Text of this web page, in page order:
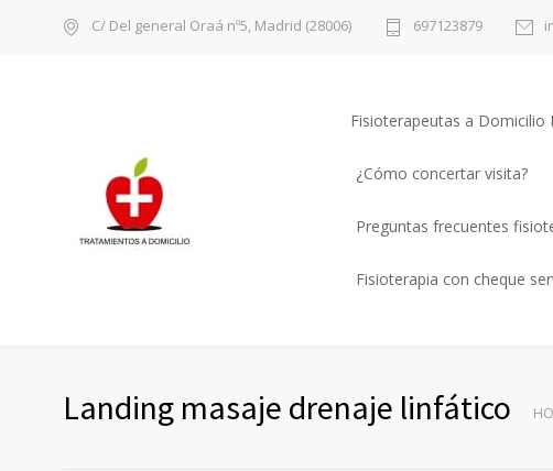
C/ Del general Oraá nº5, Madrid (28006) 697123879
Fisioterapeutas a Domicilio
¿Cómo concertar visita?
Preguntas frecuentes
Fisioterapia con cheque
Landing masaje drenaje linfático